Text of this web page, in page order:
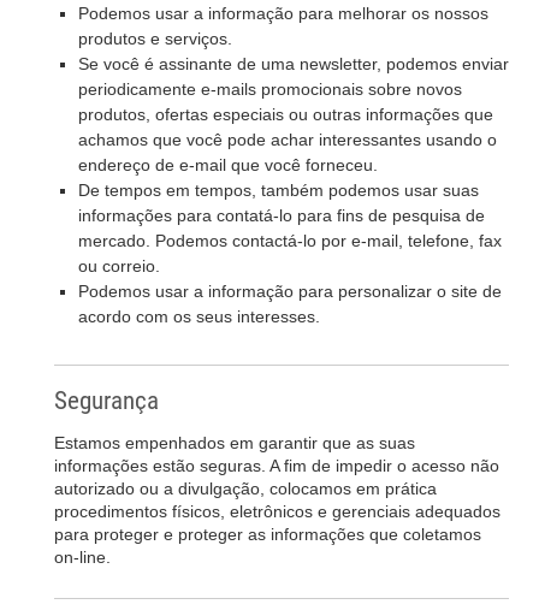
Podemos usar a informação para melhorar os nossos
produtos e serviços.
Se você é assinante de uma newsletter, podemos enviar
periodicamente e-mails promocionais sobre novos
produtos, ofertas especiais ou outras informações que
achamos que você pode achar interessantes usando o
endereço de e-mail que você forneceu.
De tempos em tempos, também podemos usar suas
informações para contatá-lo para fins de pesquisa de
mercado. Podemos contactá-lo por e-mail, telefone, fax
ou correio.
Podemos usar a informação para personalizar o site de
acordo com os seus interesses.
Segurança
Estamos empenhados em garantir que as suas
informações estão seguras. A fim de impedir o acesso não
autorizado ou a divulgação, colocamos em prática
procedimentos físicos, eletrônicos e gerenciais adequados
para proteger e proteger as informações que coletamos
on-line.